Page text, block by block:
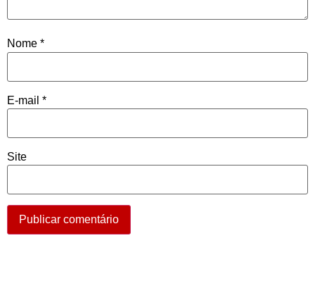
Nome *
E-mail *
Site